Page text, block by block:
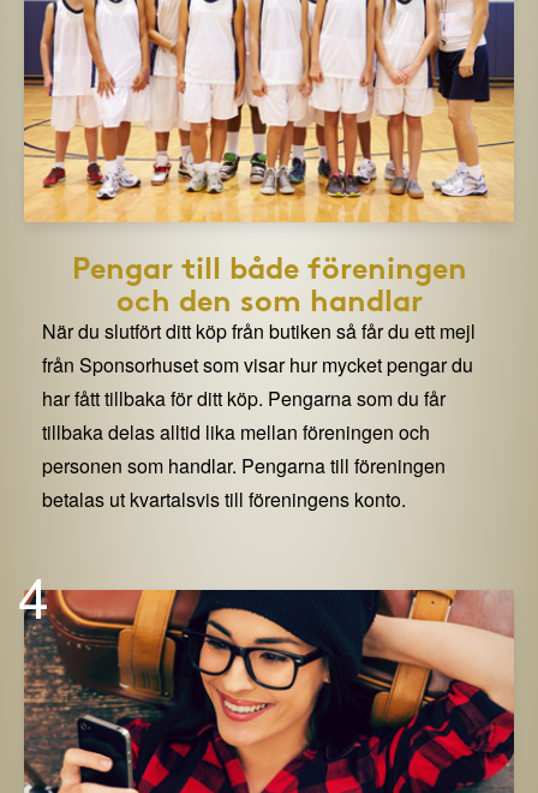
Pengar till både föreningen
och den som handlar
När du slutfört ditt köp från butiken så får du ett mejl
från Sponsorhuset som visar hur mycket pengar du
har fått tillbaka för ditt köp. Pengarna som du får
tillbaka delas alltid lika mellan föreningen och
personen som handlar. Pengarna till föreningen
betalas ut kvartalsvis till föreningens konto.
4